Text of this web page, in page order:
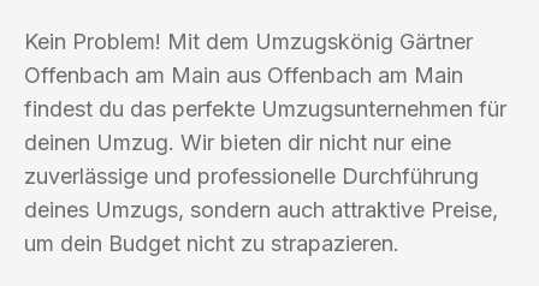
Kein Problem! Mit dem Umzugskönig Gärtner
Offenbach am Main aus Offenbach am Main
findest du das perfekte Umzugsunternehmen für
deinen Umzug. Wir bieten dir nicht nur eine
zuverlässige und professionelle Durchführung
deines Umzugs, sondern auch attraktive Preise,
um dein Budget nicht zu strapazieren.